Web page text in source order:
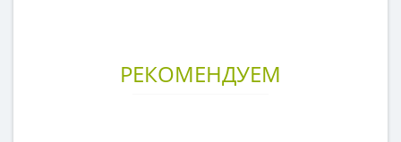
РЕКОМЕНДУЕМ